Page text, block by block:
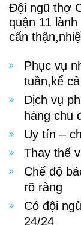
Đội ngũ thợ
quận 11
cẩn
Phục vụ
tuần,kể
Dịch vụ
hàng chu
Uy tín –
Thay thế
Chế độ
rõ ràng
Có đội
24/24